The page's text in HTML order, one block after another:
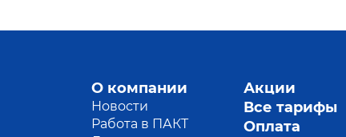
О компании
Новости
Работа в ПАКТ
Акции
Все тарифы
Оплата